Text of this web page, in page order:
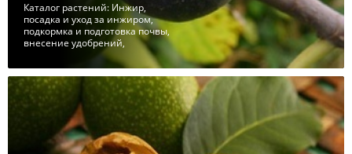
Каталог растений: Инжир,
посадка и уход за инжиром,
подкормка и подготовка почвы,
внесение удобрений,
вредители и болезни инжира,
правила полива.